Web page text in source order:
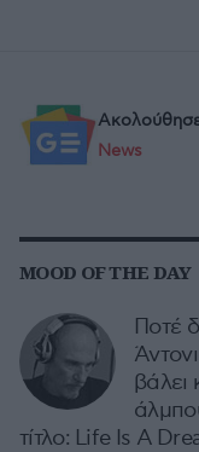
News
MOOD OF THE DAY
Ποτέ
βάλει
τίτλο: Life Is A